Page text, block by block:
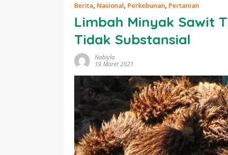
Berita, Nasional, Perkebunan, Pertanian
Limbah Minyak Sawit
Tidak Substansial
Nabiyla
19 Maret 2021